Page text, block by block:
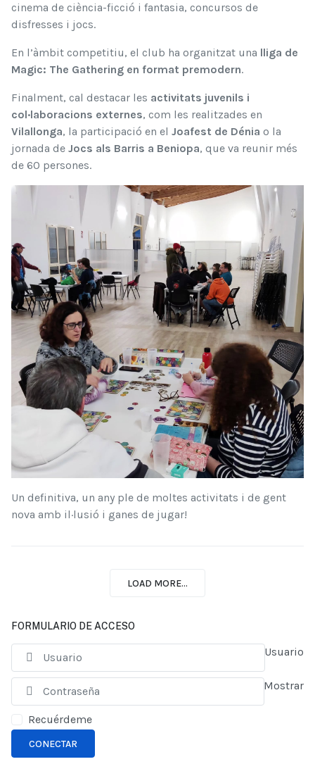
cinema de ciència-ficció i fantasia, concursos de
disfresses i jocs.
En l’àmbit competitiu, el club ha organitzat una lliga de
Magic: The Gathering en format premodern.
Finalment, cal destacar les activitats juvenils i
col·laboracions externes, com les realitzades en
Vilallonga, la participació en el Joafest de Dénia o la
jornada de Jocs als Barris a Beniopa, que va reunir més
de 60 persones.
Un definitiva, un any ple de moltes activitats i de gent
nova amb il·lusió i ganes de jugar!
LOAD MORE...
FORMULARIO DE ACCESO
Usuario
Mostrar
Recuérdeme
CONECTAR